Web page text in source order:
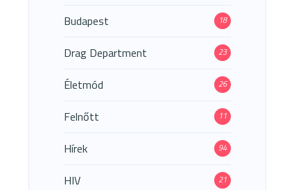
Budapest 18
Drag Department 23
Életmód 26
Felnőtt 11
Hírek 94
HIV 21